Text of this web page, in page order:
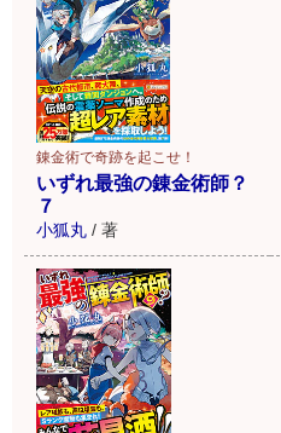
錬金術で奇跡を起こせ！
いずれ最強の錬金術師？
７
小狐丸 / 著